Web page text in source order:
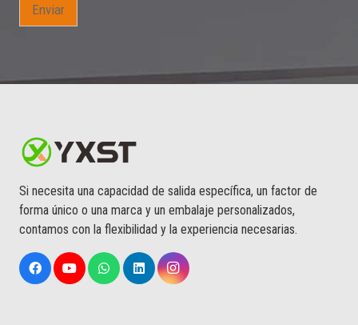
Enviar
Si necesita una capacidad de salida específica, un factor de
forma único o una marca y un embalaje personalizados,
contamos con la flexibilidad y la experiencia necesarias.